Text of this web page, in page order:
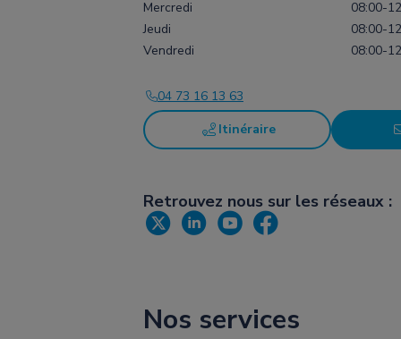
Mercredi
08:00-
Jeudi
08:00-
Vendredi
08:00-
04 73 16 13 63
Itinéraire
Retrouvez nous sur les réseaux :
Nos services